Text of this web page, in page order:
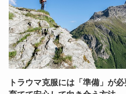
トラウマ克服には「準備」が